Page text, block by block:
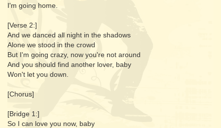
I'm going home.
[Verse 2:]
And we danced all night in the shadows
Alone we stood in the crowd
But I'm going crazy, now you're not around
And you should find another lover, baby
Won't let you down.
[Chorus]
[Bridge 1:]
So I can love you now, baby